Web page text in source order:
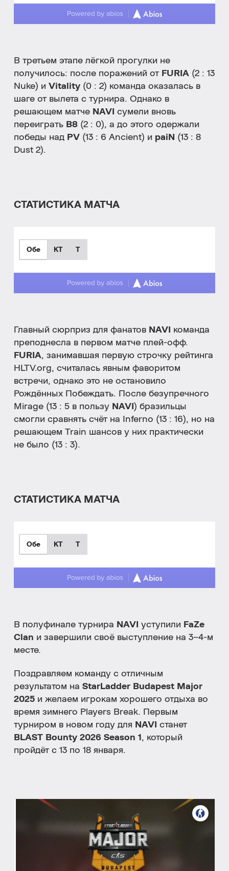
В третьем этапе лёгкой прогулки не
получилось: после поражений от FURIA (2 : 13
Nuke) и Vitality (0 : 2) команда оказалась в
шаге от вылета с турнира. Однако в
решающем матче NAVI сумели вновь
переиграть B8 (2 : 0), а до этого одержали
победы над PV (13 : 6 Ancient) и paiN (13 : 8
Dust 2).
СТАТИСТИКА МАТЧА
Обе КТ T
Главный сюрприз для фанатов NAVI команда
преподнесла в первом матче плей-офф.
FURIA, занимавшая первую строчку рейтинга
HLTV.org, считалась явным фаворитом
встречи, однако это не остановило
Рождённых Побеждать. После безупречного
Mirage (13 : 5 в пользу NAVI ) бразильцы
смогли сравнять счёт на Inferno (13 : 16), но на
решающем Train шансов у них практически
не было (13 : 3).
СТАТИСТИКА МАТЧА
Обе КТ T
В полуфинале турнира NAVI уступили FaZe
Clan и завершили своё выступление на 3–4-м
месте.
Поздравляем команду с отличным
результатом на StarLadder Budapest Major
2025 и желаем игрокам хорошего отдыха во
время зимнего Players Break. Первым
турниром в новом году для NAVI станет
BLAST Bounty 2026 Season 1 , который
пройдёт с 13 по 18 января.